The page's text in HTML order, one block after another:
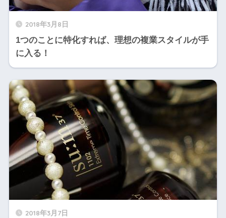
2018年3月8日
1つのことに特化すれば、理想の複業スタイルが手
に入る！
2018年3月7日